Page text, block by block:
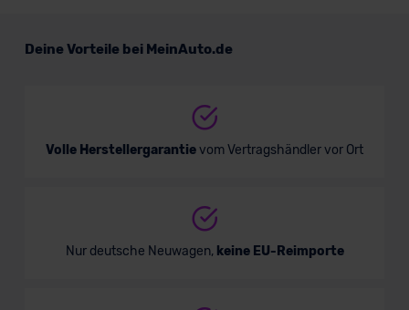
Deine Vorteile bei MeinAuto.de
Volle Herstellergarantievom Vertragshändler vor Ort
Nur deutsche Neuwagen, keine EU-Reimporte